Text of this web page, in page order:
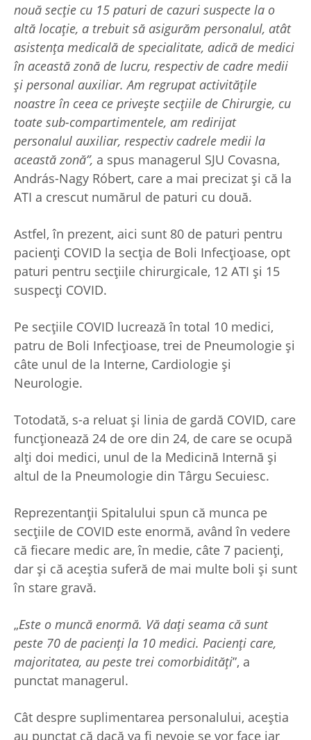
nouă secție cu 15 paturi de cazuri suspecte la o
altă locație, a trebuit să asigurăm personalul, atât
asistența medicală de specialitate, adică de medici
în această zonă de lucru, respectiv de cadre medii
și personal auxiliar. Am regrupat activitățile
noastre în ceea ce privește secțiile de Chirurgie, cu
toate sub-compartimentele, am redirijat
personalul auxiliar, respectiv cadrele medii la
această zonă”, a spus managerul SJU Covasna,
András-Nagy Róbert, care a mai precizat și că la
ATI a crescut numărul de paturi cu două.
Astfel, în prezent, aici sunt 80 de paturi pentru
pacienți COVID la secția de Boli Infecțioase, opt
paturi pentru secțiile chirurgicale, 12 ATI și 15
suspecți COVID.
Pe secțiile COVID lucrează în total 10 medici,
patru de Boli Infecțioase, trei de Pneumologie și
câte unul de la Interne, Cardiologie și
Neurologie.
Totodată, s-a reluat și linia de gardă COVID, care
funcționează 24 de ore din 24, de care se ocupă
alți doi medici, unul de la Medicină Internă și
altul de la Pneumologie din Târgu Secuiesc.
Reprezentanții Spitalului spun că munca pe
secțiile de COVID este enormă, având în vedere
că fiecare medic are, în medie, câte 7 pacienți,
dar și că aceștia suferă de mai multe boli și sunt
în stare gravă.
„Este o muncă enormă. Vă dați seama că sunt
peste 70 de pacienți la 10 medici. Pacienți care,
majoritatea, au peste trei comorbidități”, a
punctat managerul.
Cât despre suplimentarea personalului, aceștia
au punctat că dacă va fi nevoie se vor face iar